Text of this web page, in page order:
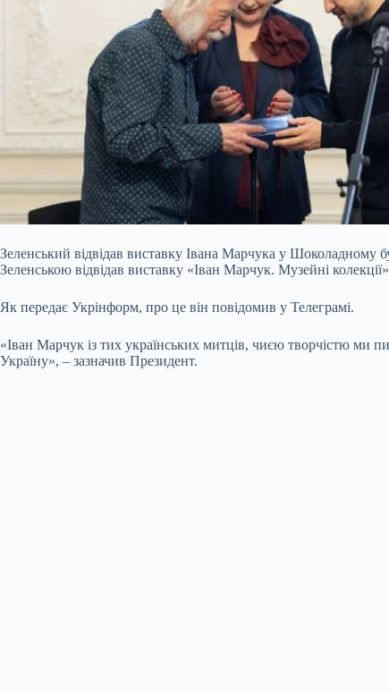
Зеленський відвідав виставку Івана Марчука у
Зеленською відвідав виставку «Іван Марчук. Музейні
Як передає Укрінформ, про це він повідомив у Телеграмі.
«Іван Марчук із тих українських митців, чиєю творчістю ми
Україну», – зазначив Президент.